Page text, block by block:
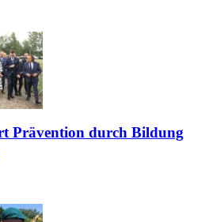
Prävention durch Bildung